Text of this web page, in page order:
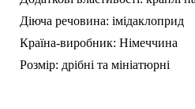
Діюча речовина: імідаклоприд
Країна-виробник: Німеччина
Розмір: дрібні та мініатюрні